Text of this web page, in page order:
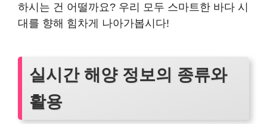
하시는 건 어떨까요? 우리 모두 스마트한 바다 시
대를 향해 힘차게 나아가봅시다!
실시간 해양 정보의 종류와
활용